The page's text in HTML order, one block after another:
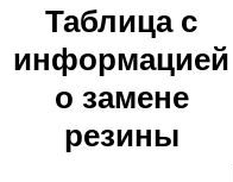
Таблица с
информацией
о замене
резины